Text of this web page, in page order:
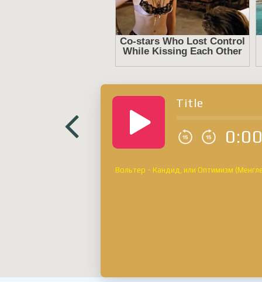
Title
0:00
Вольтер - Кандид, или Оптимизм